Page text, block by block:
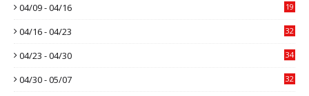
04/09 - 04/16 19
04/16 - 04/23 32
04/23 - 04/30 34
04/30 - 05/07 32